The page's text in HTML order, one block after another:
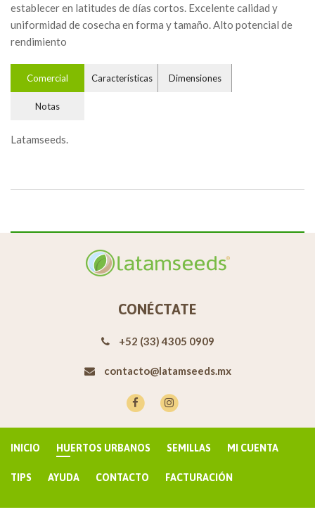
establecer en latitudes de días cortos. Excelente calidad y
uniformidad de cosecha en forma y tamaño. Alto potencial de
rendimiento
Comercial Características Dimensiones
Notas
Latamseeds.
CONÉCTATE
+52 (33) 4305 0909
contacto@latamseeds.mx
INICIO HUERTOS URBANOS SEMILLAS MI CUENTA
TIPS AYUDA CONTACTO FACTURACIÓN